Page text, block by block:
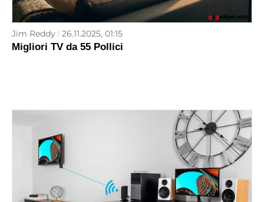
Jim Reddy 26.11.2025, 01:15
Migliori TV da 55 Pollici